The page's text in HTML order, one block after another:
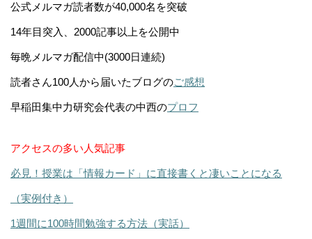
公式メルマガ読者数が40,000名を突破
14年目突入、2000記事以上を公開中
毎晩メルマガ配信中(3000日連続)
読者さん100人から届いたブログのご感想
早稲田集中力研究会代表の中西のプロフ
アクセスの多い人気記事
必見！授業は「情報カード」に直接書くと凄いことになる
（実例付き）
1週間に100時間勉強する方法（実話）